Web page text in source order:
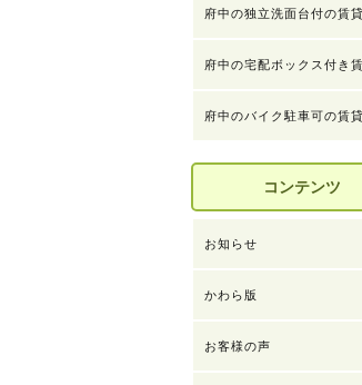
府中の独立洗面台付の賃貸
府中の宅配ボックス付き
府中のバイク駐車可の賃貸
コンテンツ
お知らせ
かわら版
お客様の声